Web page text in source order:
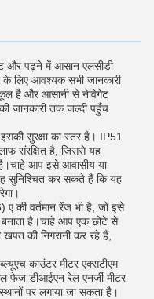
और पढ़ने में आसान एलसीडी
के लिए आवश्यक सभी जानकारी
है और आसानी से नेविगेट
जानकारी तक जल्दी पहुँच
सुरक्षा का स्तर है। IP51
संरक्षित है, जिससे यह
है।चाहे आप इसे आवासीय या
सुनिश्चित कर सकते हैं कि यह
की वर्तमान रेंज भी है, जो इसे
है।चाहे आप एक छोटे से
खपत की निगरानी कर रहे हैं,
काउंटर मीटर एक्सटीएम
फेज डीआईएन रेल एनर्जी मीटर
पर लगाया जा सकता है।